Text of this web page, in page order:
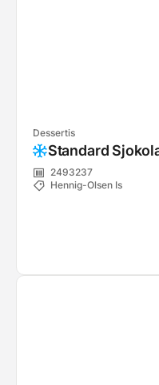
Dessertis
Standard
2493237
Hennig-Olsen Is